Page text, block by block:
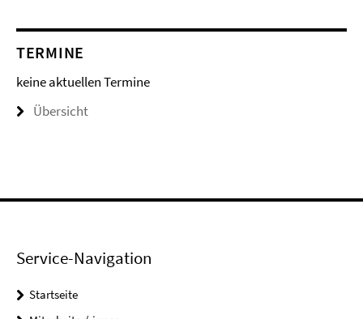
TERMINE
keine aktuellen Termine
Übersicht
Service-Navigation
Startseite